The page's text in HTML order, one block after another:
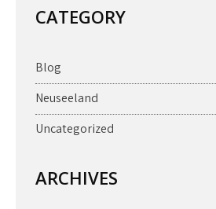
CATEGORY
Blog
Neuseeland
Uncategorized
ARCHIVES